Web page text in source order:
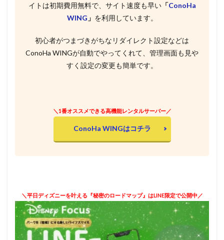
イトは初期費用無料で、サイト速度も早い「ConoHa
WING 」 を利用しています。
初心者がつまづきがちなリダイレクト設定などは
ConoHa WINGが自動でやってくれて、管理画面も見や
すく設定の変更も簡単です。
＼1番オススメできる高機能レンタルサーバー／
ConoHa WINGはコチラ
＼平日ディズニーを叶える『秘密のロードマップ』はLINE限定で公開中／